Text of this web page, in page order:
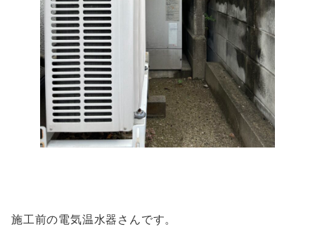
施工前の電気温水器さんです。